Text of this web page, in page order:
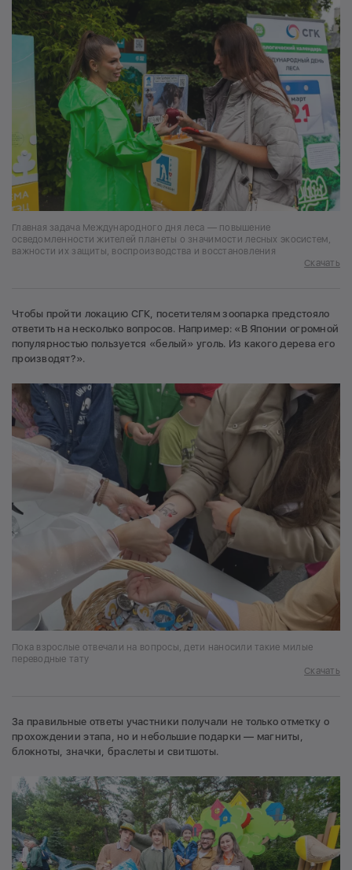
Главная задача Международного дня леса — повышение
осведомленности жителей планеты о значимости лесных экосистем,
важности их защиты, воспроизводства и восстановления
Скачать
Чтобы пройти локацию СГК, посетителям зоопарка предстояло
ответить на несколько вопросов. Например: «В Японии огромной
популярностью пользуется «белый» уголь. Из какого дерева его
производят?».
Пока взрослые отвечали на вопросы, дети наносили такие милые
переводные тату
Скачать
За правильные ответы участники получали не только отметку о
прохождении этапа, но и небольшие подарки — магниты,
блокноты, значки, браслеты и свитшоты.